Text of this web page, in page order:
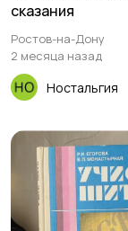
сказания
Ростов-на-Дону
2 месяца назад
Ностальгия